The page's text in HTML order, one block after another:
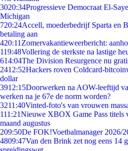
3020:34Progressieve Democraat El-
Michigan
720:24Accell, moederbedrijf Sparta en
betaling aan
420:11 Zomervakantieweerbericht:
119:48Vollering de sterkste na lastige
614:04The Division Resurgence nu
2412:52Hackers roven Coldcard-
dollar
3912:15Doorwerken na AOW-leeftijd
werken na je 67e de norm worden?
3211:40Vinted-foto's van vrouwen
111:21Nieuwe XBOX Game Pass titels
maand augustus
209:50De FOK!Voetbalmanager 2026/
4809:47Van den Brink zet nog eens 14